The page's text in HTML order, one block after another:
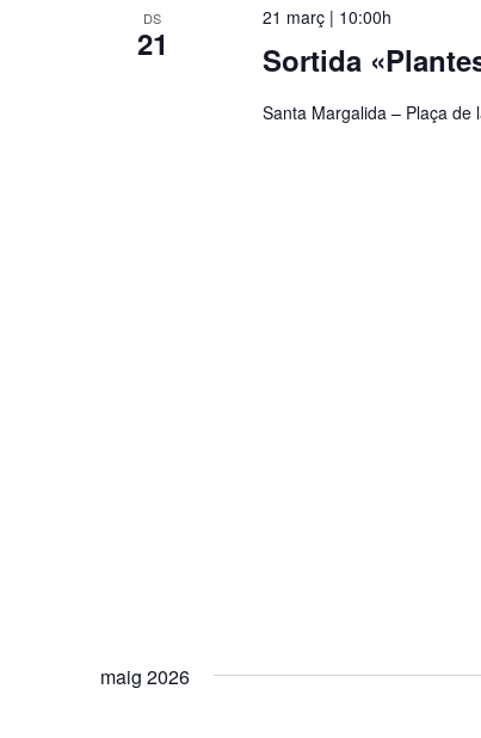
DS
21 Sortida
21 març | 10:00h
Santa Margalida – Plaça de
maig 2026